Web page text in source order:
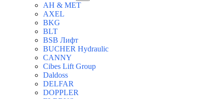
AH & MET
AXEL
BKG
BLT
BSB Лифт
BUCHER Hydraulic
CANNY
Cibes Lift Group
Daldoss
DELFAR
DOPPLER